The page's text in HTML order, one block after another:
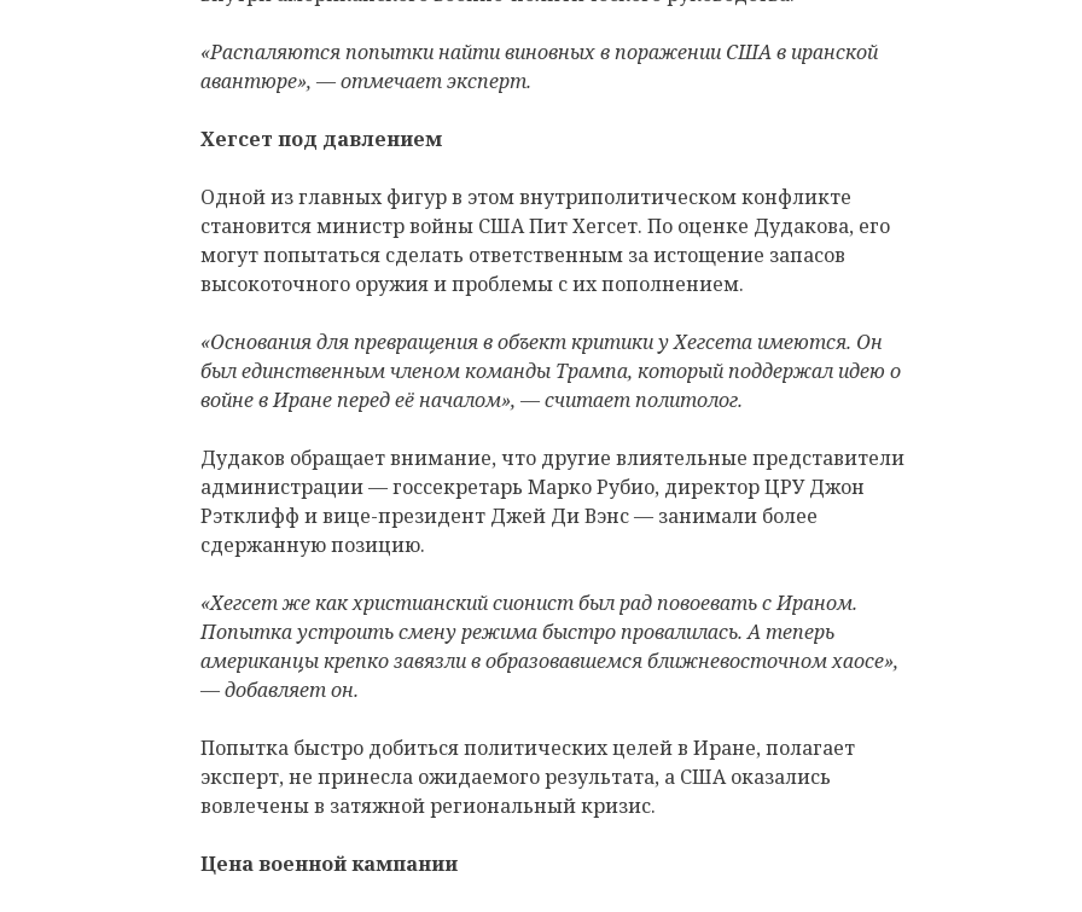
«Распаляются попытки найти виновных в поражении США в иранской
авантюре», — отмечает эксперт.
Хегсет под давлением
Одной из главных фигур в этом внутриполитическом конфликте
становится министр войны США Пит Хегсет. По оценке Дудакова, его
могут попытаться сделать ответственным за истощение запасов
высокоточного оружия и проблемы с их пополнением.
«Основания для превращения в объект критики у Хегсета имеются. Он
был единственным членом команды Трампа, который поддержал идею о
войне в Иране перед её началом», — считает политолог.
Дудаков обращает внимание, что другие влиятельные представители
администрации — госсекретарь Марко Рубио, директор ЦРУ Джон
Рэтклифф и вице-президент Джей Ди Вэнс — занимали более
сдержанную позицию.
«Хегсет же как христианский сионист был рад повоевать с Ираном.
Попытка устроить смену режима быстро провалилась. А теперь
американцы крепко завязли в образовавшемся ближневосточном хаосе»,
— добавляет он.
Попытка быстро добиться политических целей в Иране, полагает
эксперт, не принесла ожидаемого результата, а США оказались
вовлечены в затяжной региональный кризис.
Цена военной кампании